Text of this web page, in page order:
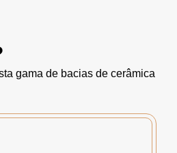
gama de bacias de cerâmica